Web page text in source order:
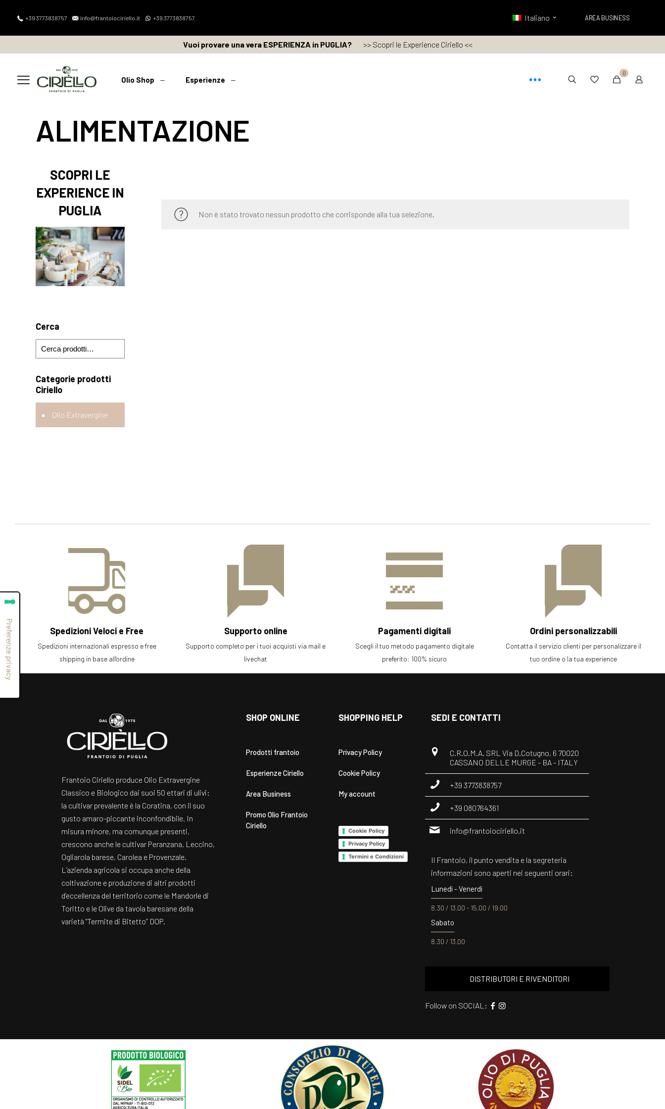
+39 3773838757 info@frantoiociriello.it +39 3773838757 Italiano AREA BUSINESS
Vuoi provare una vera ESPERIENZA in PUGLIA? >> Scopri le Experience Ciriello <<
Olio Shop Esperienze
0
ALIMENTAZIONE
SCOPRI LE
EXPERIENCE IN
PUGLIA
Cerca
Categorie prodotti
Ciriello
Olio Extravergine
Non è stato trovato nessun prodotto che corrisponde alla tua selezione.
Spedizioni Veloci e Free
Spedizioni internazionali espresso e free
shipping in base all'ordine
Supporto online
Supporto completo per i tuoi acquisti via mail e
livechat
Pagamenti digitali
Scegli il tuo metodo pagamento digitale
preferito: 100% sicuro
Ordini personalizzabili
Contatta il servizio clienti per personalizzare il
tuo ordine o la tua experience
Frantoio Ciriello produce Olio Extravergine
Classico e Biologico dai suoi 50 ettari di ulivi:
la cultivar prevalente è la Coratina, con il suo
gusto amaro-piccante inconfondibile. In
misura minore, ma comunque presenti,
crescono anche le cultivar Peranzana, Leccino,
Ogliarola barese, Carolea e Provenzale.
L’azienda agricola si occupa anche della
coltivazione e produzione di altri prodotti
d’eccellenza del territorio come le Mandorle di
Toritto e le Olive da tavola baresane della
varietà "Termite di Bitetto” DOP.
SHOP ONLINE
Prodotti frantoio
Esperienze Ciriello
Area Business
Promo Olio Frantoio
Ciriello
SHOPPING HELP
Privacy Policy
Cookie Policy
My account
Cookie Policy
Privacy Policy
Termini e Condizioni
SEDI E CONTATTI
C.R.O.M.A. SRL Via D.Cotugno, 6 70020
CASSANO DELLE MURGE - BA - ITALY
+39 3773838757
+39 080764361
info@frantoiociriello.it
Il Frantoio, il punto vendita e la segreteria
informazioni sono aperti nei seguenti orari:
Lunedì - Venerdì
8.30 / 13.00 - 15.00 / 19.00
Sabato
8.30 / 13.00
DISTRIBUTORI E RIVENDITORI
Follow on SOCIAL: